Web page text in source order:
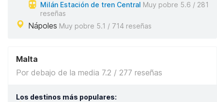
Milán Estación de tren Central Muy pobre 5.6 / 281
reseñas
Nápoles Muy pobre 5.1 / 714 reseñas
Malta
Por debajo de la media 7.2 / 277 reseñas
Los destinos más populares: